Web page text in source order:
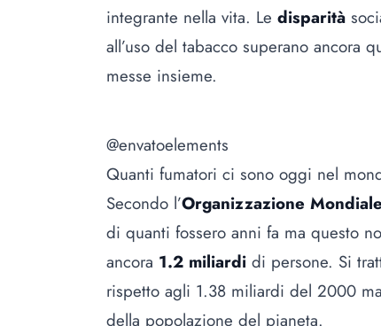
integrante nella vita. Le disparità
all’uso del tabacco superano ancora
messe insieme.
@envatoelements
Quanti fumatori ci sono oggi nel
Secondo l’Organizzazione
di quanti fossero anni fa ma questo
ancora 1.2 miliardi di persone. Si
rispetto agli 1.38 miliardi del 2000
della popolazione del pianeta.